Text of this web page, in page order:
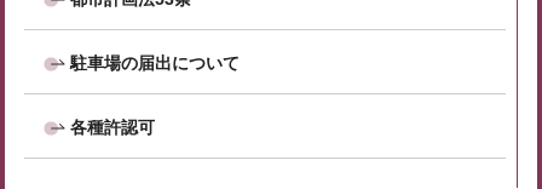
駐車場の届出について
各種許認可